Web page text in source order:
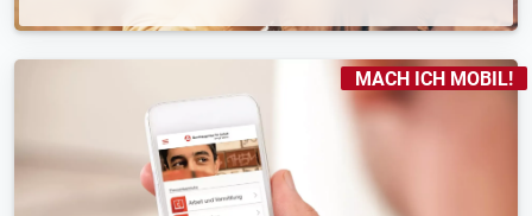
KENNZEICHNUNGEN:
MACH ICH MOBIL!